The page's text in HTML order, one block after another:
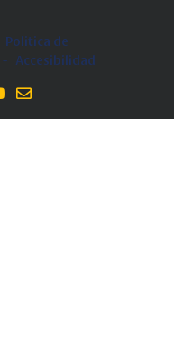
Politica de
- Accesibilidad